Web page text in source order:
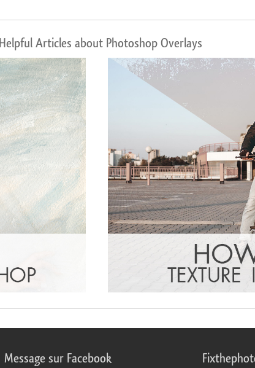
Helpful Articles about Photoshop Overlays
Message sur Facebook